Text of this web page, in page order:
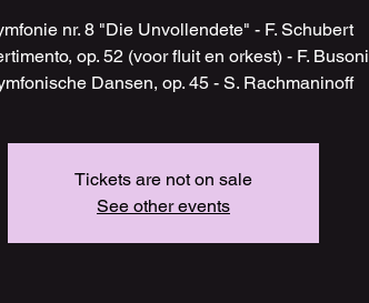
nr. 8 "Die Unvollendete" - F. Schubert
op. 52 (voor fluit en orkest) - F. Busoni
Dansen, op. 45 - S. Rachmaninoff
Tickets are not on sale
See other events